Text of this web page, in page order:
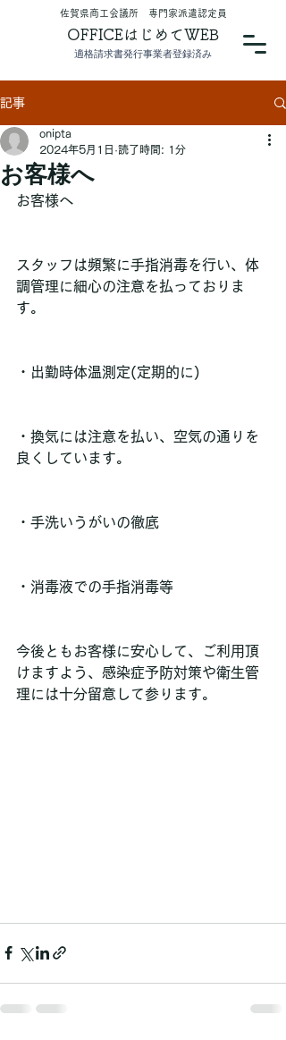
OFFICEはじめてWEB
​佐賀県商工会議所 専門家派遣認定員
適格請求書発行事業者登録済み
記事
お客様へ
onipta
2024年5月1日 読了時間: 1分
お客様へ
スタッフは頻繁に手指消毒を行い、体
調管理に細心の注意を払っておりま
す。
・出勤時体温測定(定期的に)
・換気には注意を払い、空気の通りを
良くしています。
・手洗いうがいの徹底
・消毒液での手指消毒等
今後ともお客様に安心して、ご利用頂
けますよう、感染症予防対策や衛生管
理には十分留意して参ります。